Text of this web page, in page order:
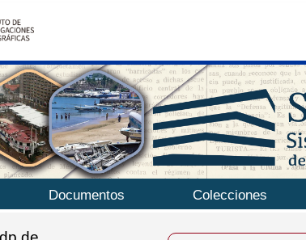
Documentos Colecciones